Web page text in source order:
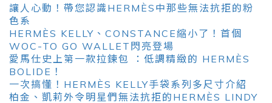
讓人心動！帶您認識HERMÈS中那些無法抗拒的粉
色系
HERMÈS KELLY、CONSTANCE縮小了！首個
WOC-TO GO WALLET閃亮登場
愛馬仕史上第一款拉鍊包 ：低調精緻的 HERMÈS
BOLIDE！
一次搞懂！HERMÈS KELLY手袋系列多尺寸介紹
柏金、凱莉外令明星們無法抗拒的HERMÈS LINDY